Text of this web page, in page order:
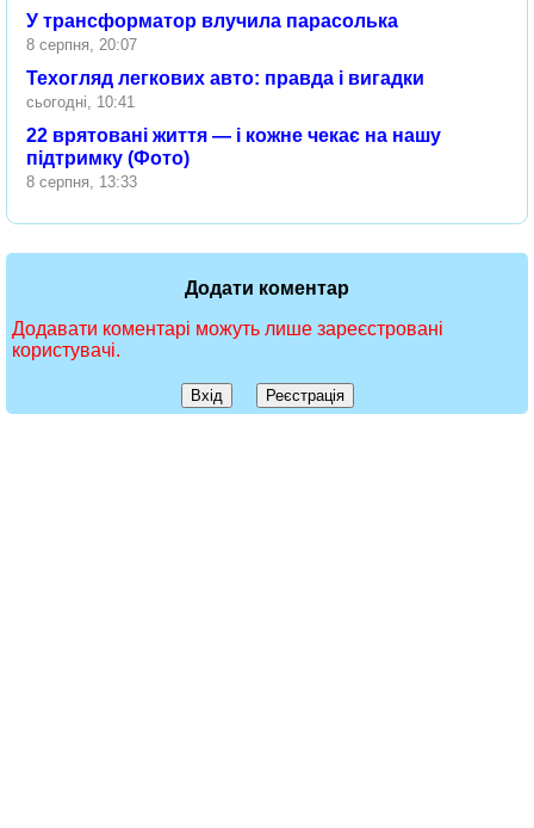
У трансформатор влучила парасолька
8 серпня, 20:07
Техогляд легкових авто: правда і вигадки
сьогодні, 10:41
22 врятовані життя — і кожне чекає на нашу
підтримку (Фото)
8 серпня, 13:33
Додати коментар
Додавати коментарі можуть лише зареєстровані
користувачі.
Вхід Реєстрація